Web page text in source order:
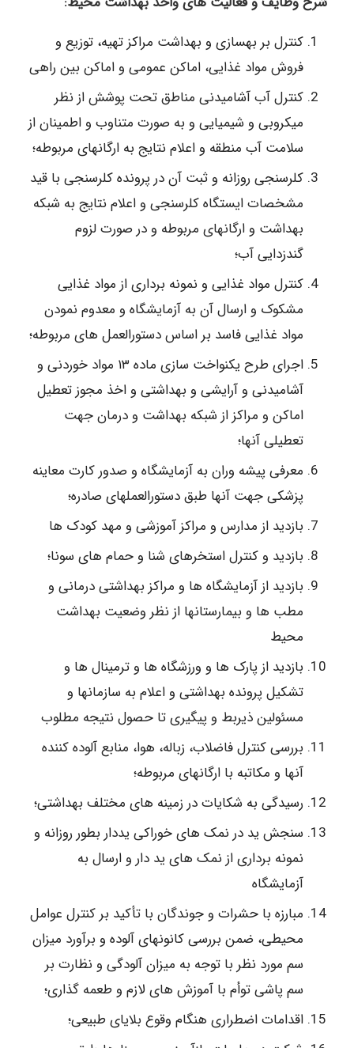
کنترل بر بهسازی و بهداشت مراکز تهیه، توزیع و
فروش مواد غذایی، اماکن عمومی و اماکن بین راهی
کنترل آب آشامیدنی مناطق تحت پوشش از نظر
میکروبی و شیمیایی و به صورت متناوب و اطمینان از
سلامت آب منطقه و اعلام نتایج به ارگانهای مربوطه؛
کلرسنجی روزانه و ثبت آن در پرونده کلرسنجی با قید
مشخصات ایستگاه کلرسنجی و اعلام نتایج به شبکه
بهداشت و ارگانهای مربوطه و در صورت لزوم
گندزدایی آب؛
کنترل مواد غذایی و نمونه برداری از مواد غذایی
مشکوک و ارسال آن به آزمایشگاه و معدوم نمودن
مواد غذایی فاسد بر اساس دستورالعمل های مربوطه؛
اجرای طرح یکنواخت سازی ماده ۱۳ مواد خوردنی و
آشامیدنی و آرایشی و بهداشتی و اخذ مجوز تعطیل
اماکن و مراکز از شبکه بهداشت و درمان جهت
تعطیلی آنها؛
معرفی پیشه وران به آزمایشگاه و صدور کارت معاینه
پزشکی جهت آنها طبق دستورالعملهای صادره؛
بازدید از مدارس و مراکز آموزشی و مهد کودک ها
بازدید و کنترل استخرهای شنا و حمام های سونا؛
بازدید از آزمایشگاه ها و مراکز بهداشتی درمانی و
مطب ها و بیمارستانها از نظر وضعیت بهداشت
محیط
بازدید از پارک ها و ورزشگاه ها و ترمینال ها و
تشکیل پرونده بهداشتی و اعلام به سازمانها و
مسئولین ذیربط و پیگیری تا حصول نتیجه مطلوب
بررسی کنترل فاضلاب، زباله، هوا، منابع آلوده کننده
آنها و مکاتبه با ارگانهای مربوطه؛
رسیدگی به شکایات در زمینه های مختلف بهداشتی؛
سنجش ید در نمک های خوراکی یددار بطور روزانه و
نمونه برداری از نمک های ید دار و ارسال به
آزمایشگاه
مبارزه با حشرات و جوندگان با تأکید بر کنترل عوامل
محیطی، ضمن بررسی کانونهای آلوده و برآورد میزان
سم مورد نظر با توجه به میزان آلودگی و نظارت بر
سم پاشی توأم با آموزش های لازم و طعمه گذاری؛
اقدامات اضطراری هنگام وقوع بلایای طبیعی؛